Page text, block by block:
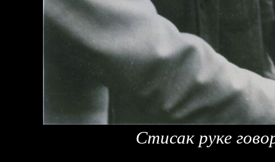
Стисак руке